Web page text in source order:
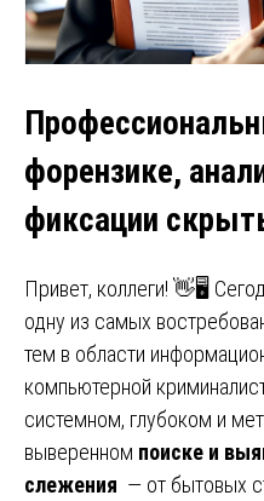
форензике,
фиксации
Привет, коллеги! 👋🖥️
одну из самых
тем в области
компьютерной
системном, глубоком и
выверенном поиске и
слежения — от бытовых